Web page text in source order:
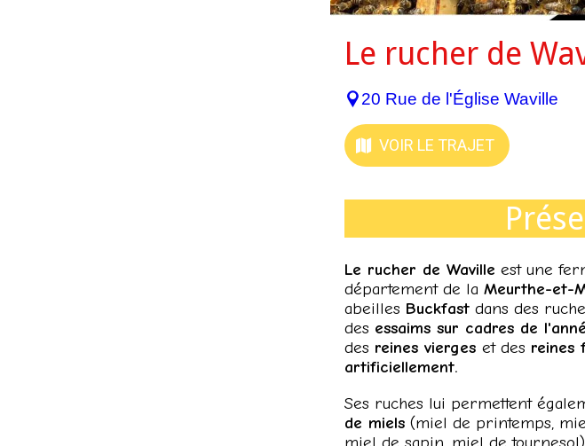
Le rucher de
20 Rue de l'Église Waville
VOIR LE TRAJET
Le rucher de Waville est une
département de la Meurthe-et-
abeilles Buckfast dans des
des essaims sur cadres de
des reines vierges et des reines
artificiellement.
Ses ruches lui permettent
de miels (miel de printemps,
miel de sapin, miel de